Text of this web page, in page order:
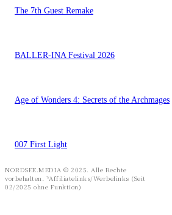
The 7th Guest Remake
BALLER-INA Festival 2026
Age of Wonders 4: Secrets of the Archmages
007 First Light
NORDSEE.MEDIA © 2025. Alle Rechte
vorbehalten. *Affiliatelinks/Werbelinks (Seit
02/2025 ohne Funktion)